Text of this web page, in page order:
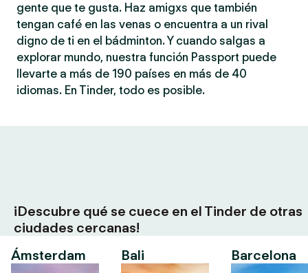
gente que te gusta. Haz amigxs que también
tengan café en las venas o encuentra a un rival
digno de ti en el bádminton. Y cuando salgas a
explorar mundo, nuestra función Passport puede
llevarte a más de 190 países en más de 40
idiomas. En Tinder, todo es posible.
¡Descubre qué se cuece en el Tinder de otras
ciudades cercanas!
Ámsterdam
Bali Barcelona